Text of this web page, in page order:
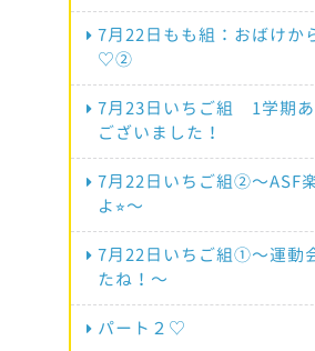
7月22日もも組：おばけか
♡②
7月23日いちご組 1学期あ
ございました！
7月22日いちご組②〜ASF
よ⭐︎〜
7月22日いちご組①〜運動
たね！〜
パート２♡